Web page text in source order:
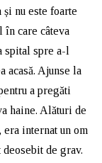
și nu este foarte
în care câteva
spital spre a-l
acasă. Ajunse la
a pregăti
haine. Alături de
era internat un om
de grav.